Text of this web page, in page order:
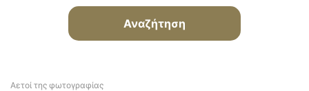
Αναζήτηση
Αετοί της φωτογραφίας